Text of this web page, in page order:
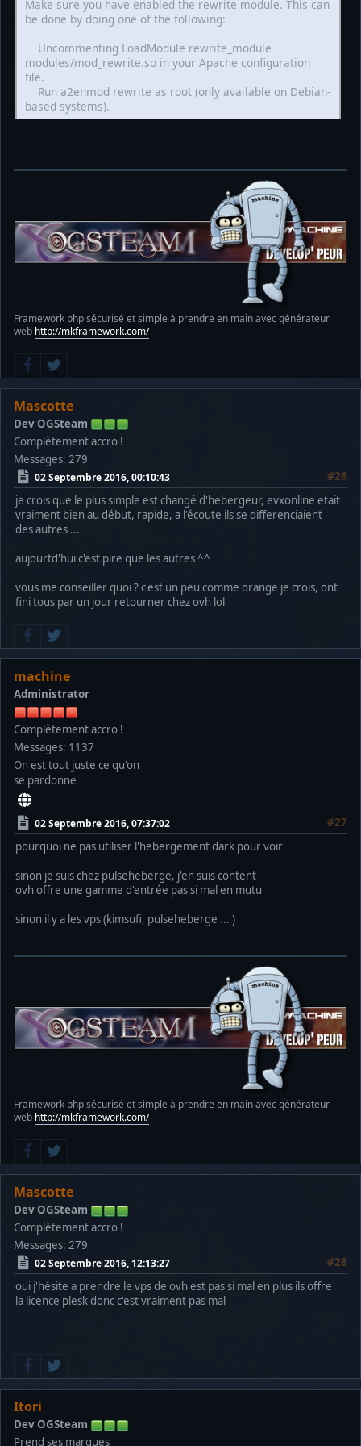
Make sure you have enabled the rewrite module. This can
be done by doing one of the following:
Uncommenting LoadModule rewrite_module
modules/mod_rewrite.so in your Apache configuration
file.
Run a2enmod rewrite as root (only available on Debian-
based systems).
Framework php sécurisé et simple à prendre en main avec générateur
web http://mkframework.com/
Mascotte
Dev OGSteam
Complètement accro !
Messages: 279
02 Septembre 2016, 00:10:43
#26
je crois que le plus simple est changé d'hebergeur, evxonline etait
vraiment bien au début, rapide, a l'écoute ils se differenciaient
des autres ...
aujourtd'hui c'est pire que les autres ^^
vous me conseiller quoi ? c'est un peu comme orange je crois, ont
fini tous par un jour retourner chez ovh lol
machine
Administrator
Complètement accro !
Messages: 1137
On est tout juste ce qu'on
se pardonne
02 Septembre 2016, 07:37:02
#27
pourquoi ne pas utiliser l'hebergement dark pour voir
sinon je suis chez pulseheberge, j'en suis content
ovh offre une gamme d'entrée pas si mal en mutu
sinon il y a les vps (kimsufi, pulseheberge ... )
Framework php sécurisé et simple à prendre en main avec générateur
web http://mkframework.com/
Mascotte
Dev OGSteam
Complètement accro !
Messages: 279
02 Septembre 2016, 12:13:27
#28
oui j'hésite a prendre le vps de ovh est pas si mal en plus ils offre
la licence plesk donc c'est vraiment pas mal
Itori
Dev OGSteam
Prend ses marques